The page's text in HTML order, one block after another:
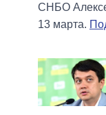
СНБО
13 марта.